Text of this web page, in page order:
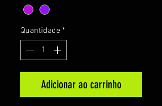
Quantidade *
Adicionar ao carrinho